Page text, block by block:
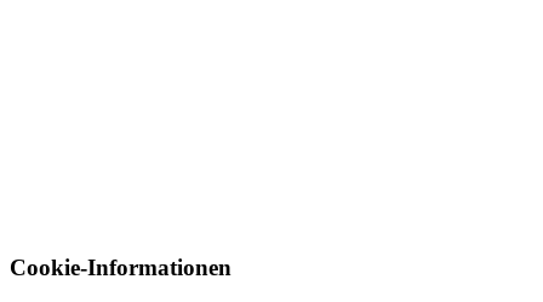
Cookie-Informationen